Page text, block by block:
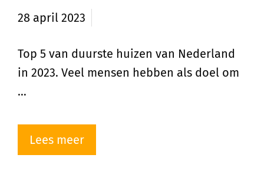
28 april 2023
Top 5 van duurste huizen van Nederland
in 2023. Veel mensen hebben als doel om
…
Lees meer